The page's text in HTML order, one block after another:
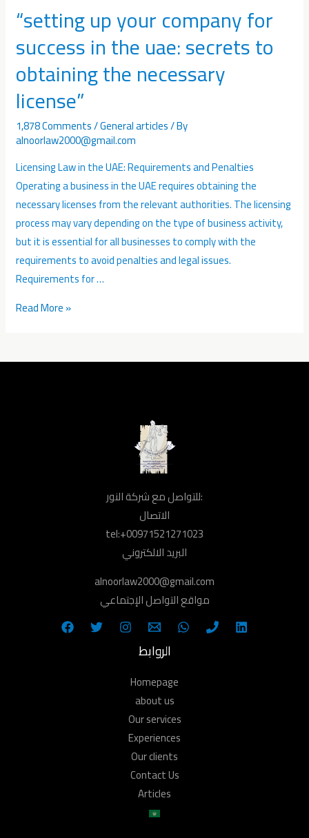
“setting up your company for
success in the uae: secrets to
obtaining the necessary
license”
1,878 Comments/General articles/ By
alnoorlaw2000@gmail.com
Licensing Law in the UAE: Requirements and Penalties
Operating a business in the UAE requires obtaining the
necessary licenses from the relevant authorities. The licensing
process may vary depending on the type of business activity,
but it is essential for all businesses to comply with the
requirements to avoid penalties and legal issues.
Requirements for …
Read More »
للتواصل مع شركة النور:
الاتصال
tel:+00971521271023
البريد الالكتروني
alnoorlaw2000@gmail.com
مواقع التواصل الإجتماعي
الروابط
Homepage
about us
Our services
Experiences
Our clients
Contact Us
Articles